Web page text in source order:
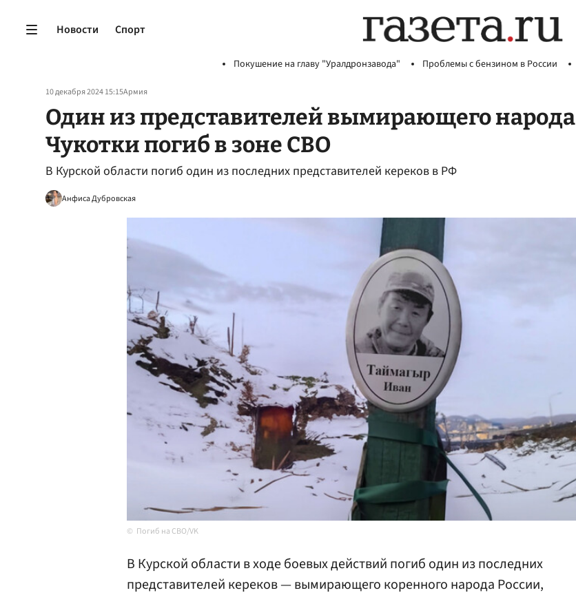
Новости Спорт
Покушение на главу "Уралдронзавода" Проблемы с бензином в России
10 декабря 2024 15:15Армия
Один из представителей вымирающего народа
Чукотки погиб в зоне СВО
В Курской области погиб один из последних представителей кереков в РФ
Анфиса Дубровская
Погиб на СВО/VK
В Курской области в ходе боевых действий погиб один из последних
представителей кереков — вымирающего коренного народа России,